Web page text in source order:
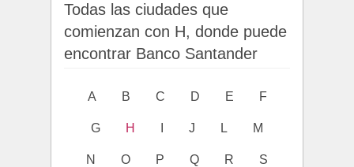
Todas las ciudades que
comienzan con H, donde puede
encontrar Banco Santander
A B C D E F
G H J L M
N O P Q R S